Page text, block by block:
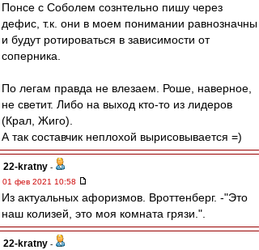
Понсе с Соболем сознтельно пишу через
дефис, т.к. они в моем понимании равнозначны
и будут ротироваться в зависимости от
соперника.
По легам правда не влезаем. Роше, наверное,
не светит. Либо на выход кто-то из лидеров
(Крал, Жиго).
А так составчик неплохой вырисовывается =)
22-kratny -
01 фев 2021 10:58
Из актуальных афоризмов. Вроттенберг. -"Это
наш колизей, это моя комната грязи.".
22-kratny -